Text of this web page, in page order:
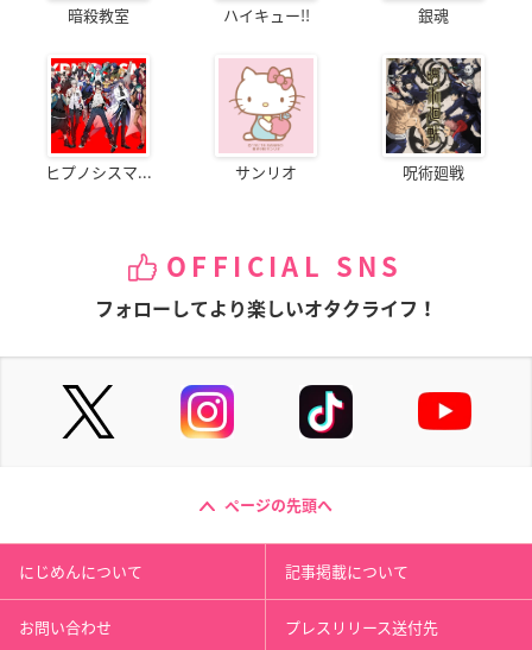
暗殺教室 ハイキュー!! 銀魂
ヒプノシスマ... サンリオ 呪術廻戦
OFFICIAL SNS
フォローしてより楽しいオタクライフ！
ページの先頭へ
にじめんについて 記事掲載について
お問い合わせ プレスリリース送付先